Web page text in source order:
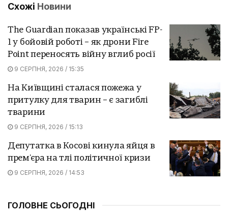
Схожі Новини
The Guardian показав українські FP-
1 у бойовій роботі – як дрони Fire
Point переносять війну вглиб росії
9 СЕРПНЯ, 2026 / 15:35
На Київщині сталася пожежа у
притулку для тварин – є загиблі
тварини
9 СЕРПНЯ, 2026 / 15:13
Депутатка в Косові кинула яйця в
прем'єра на тлі політичної кризи
9 СЕРПНЯ, 2026 / 14:53
ГОЛОВНЕ СЬОГОДНІ